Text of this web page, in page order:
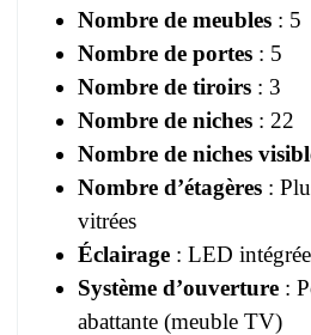
Nombre de meubles : 5
Nombre de portes : 5
Nombre de tiroirs : 3
Nombre de niches : 22
Nombre de niches
Nombre d’étagères :
vitrées
Éclairage : LED
Système d’ouverture :
abattante (meuble TV)